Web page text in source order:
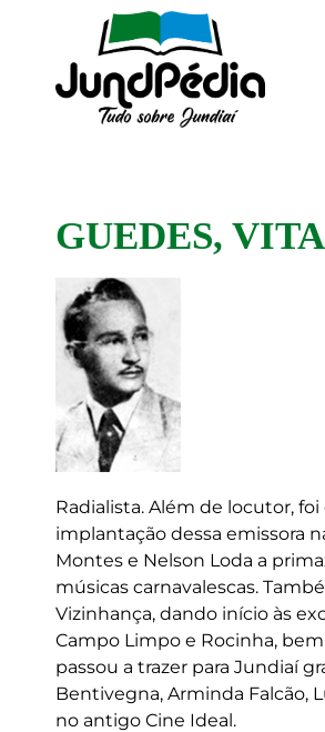
GUEDES,
Radialista. Além de locutor,
implantação dessa emissora
Montes e Nelson Loda a
músicas carnavalescas.
Vizinhança, dando início às
Campo Limpo e Rocinha,
passou a trazer para Jundiaí
Bentivegna, Arminda Falcão,
no antigo Cine Ideal.